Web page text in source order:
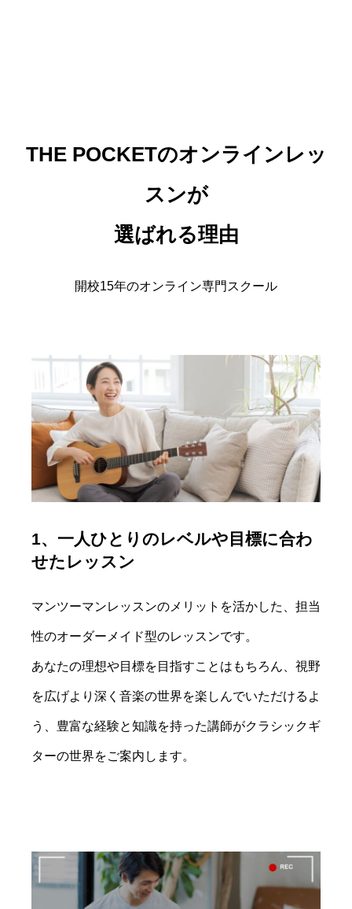
THE POCKETのオンラインレッ
スンが
選ばれる理由
開校15年のオンライン専門スクール
1、一人ひとりのレベルや目標に合わ
せたレッスン
マンツーマンレッスンのメリットを活かした、担当
性のオーダーメイド型のレッスンです。
あなたの理想や目標を目指すことはもちろん、視野
を広げより深く音楽の世界を楽しんでいただけるよ
う、豊富な経験と知識を持った講師がクラシックギ
ターの世界をご案内します。